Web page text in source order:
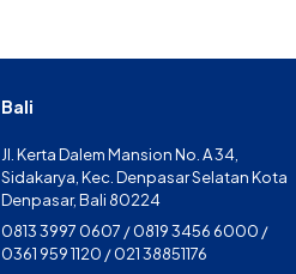
Bali
Jl. Kerta Dalem Mansion No. A 34,
Sidakarya, Kec. Denpasar Selatan Kota
Denpasar, Bali 80224
0813 3997 0607 / 0819 3456 6000 /
0361 959 1120 / 021 38851176